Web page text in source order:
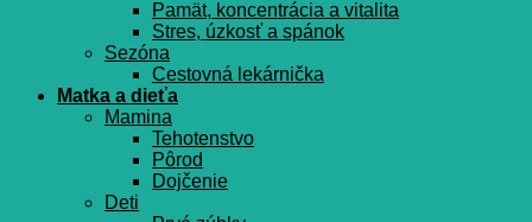
Pamät, koncentrácia a vitalita
Stres, úzkosť a spánok
Sezóna
Cestovná lekárnička
Matka a dieťa
Mamina
Tehotenstvo
Pôrod
Dojčenie
Deti